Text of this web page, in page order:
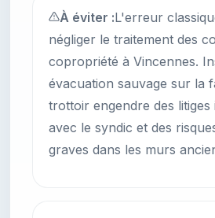
À éviter :L'erreur
négliger le traitement des
copropriété à Vincennes.
évacuation sauvage sur la
trottoir engendre des litiges
avec le syndic et des
graves dans les murs